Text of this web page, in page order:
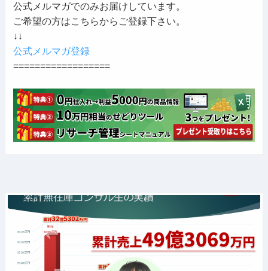
公式メルマガでのみお届けしています。
ご希望の方はこちらからご登録下さい。
↓↓
公式メルマガ登録
==================